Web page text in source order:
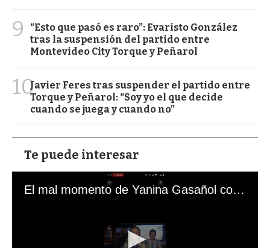
9
“Esto que pasó es raro”: Evaristo González
tras la suspensión del partido entre
Montevideo City Torque y Peñarol
10Javier Feres tras suspender el partido entre
Torque y Peñarol: “Soy yo el que decide
cuando se juega y cuando no”
Te puede interesar
El mal momento de Yanina Gasañol con un hincha argentino en "Subrayado"